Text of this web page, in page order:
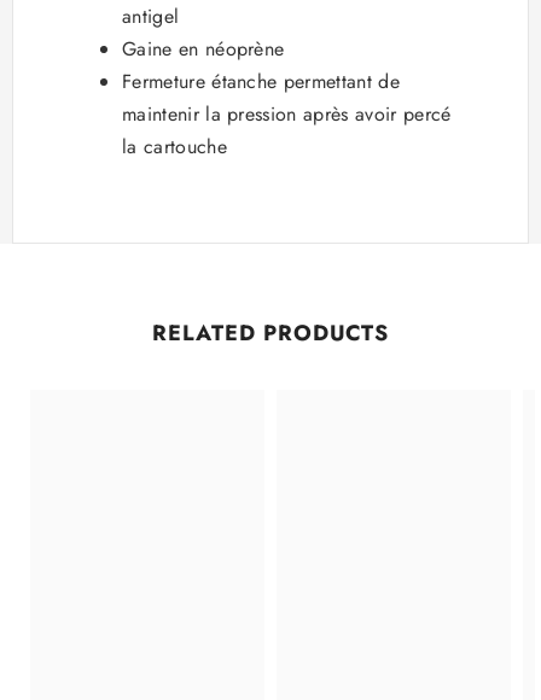
antigel
Gaine en néoprène
Fermeture étanche permettant de
maintenir la pression après avoir percé
la cartouche
RELATED PRODUCTS